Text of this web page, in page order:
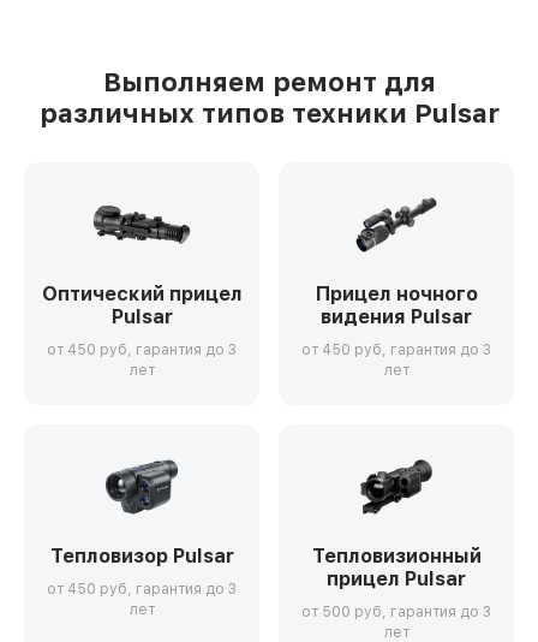
Выполняем ремонт для
различных типов техники Pulsar
Оптический прицел
Pulsar
от 450 руб, гарантия до 3
лет
Прицел ночного
видения Pulsar
от 450 руб, гарантия до 3
лет
Тепловизор Pulsar
от 450 руб, гарантия до 3
лет
Тепловизионный
прицел Pulsar
от 500 руб, гарантия до 3
лет